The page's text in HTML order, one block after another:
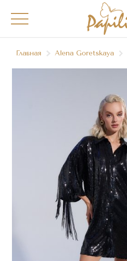
Главная Alena Goretskaya